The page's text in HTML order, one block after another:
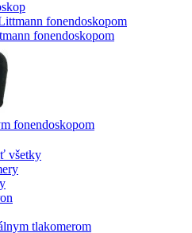
fonendoskopom
fonendoskopom
všetky